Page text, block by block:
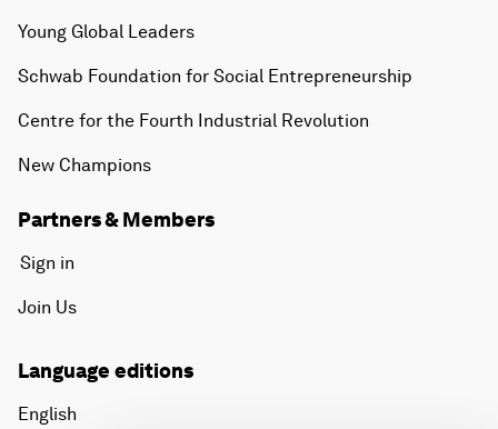
Young Global Leaders
Schwab Foundation for Social Entrepreneurship
Centre for the Fourth Industrial Revolution
New Champions
Partners & Members
Sign in
Join Us
Language editions
English